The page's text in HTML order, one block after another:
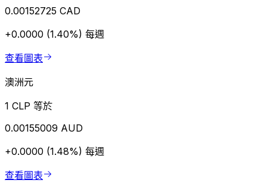
0.00152725 CAD
+0.0000 (1.40%) 每週
查看圖表
澳洲元
1 CLP 等於
0.00155009 AUD
+0.0000 (1.48%) 每週
查看圖表